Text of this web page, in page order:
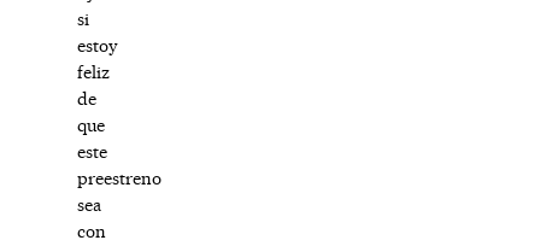
si
estoy
feliz
de
que
este
preestreno
sea
con